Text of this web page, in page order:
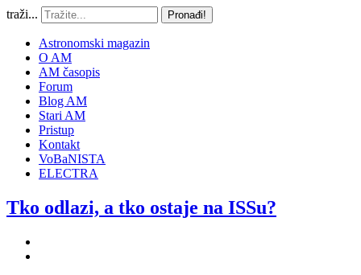
traži... Pronađi!
Astronomski magazin
O AM
AM časopis
Forum
Blog AM
Stari AM
Pristup
Kontakt
VoBaNISTA
ELECTRA
Tko odlazi, a tko ostaje na ISSu?